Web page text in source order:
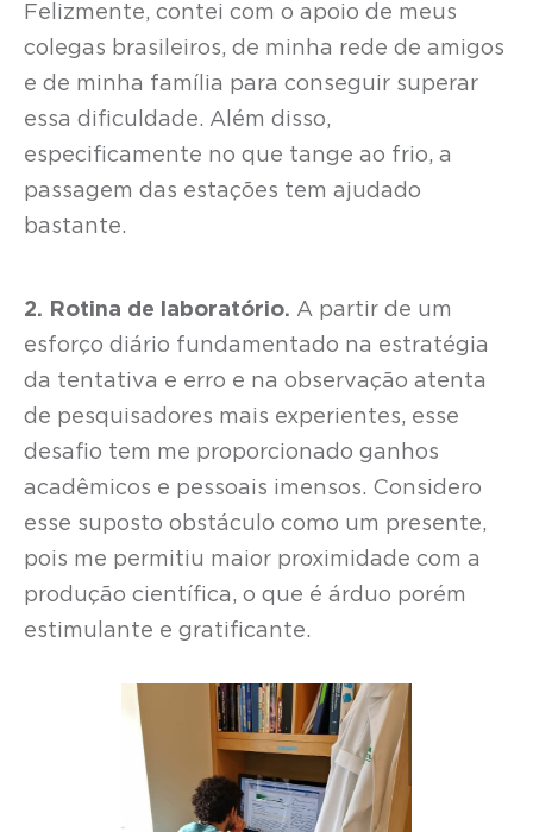
Felizmente, contei com o apoio de meus
colegas brasileiros, de minha rede de amigos
e de minha família para conseguir superar
essa dificuldade. Além disso,
especificamente no que tange ao frio, a
passagem das estações tem ajudado
bastante.
2. Rotina de laboratório. A partir de um
esforço diário fundamentado na estratégia
da tentativa e erro e na observação atenta
de pesquisadores mais experientes, esse
desafio tem me proporcionado ganhos
acadêmicos e pessoais imensos. Considero
esse suposto obstáculo como um presente,
pois me permitiu maior proximidade com a
produção científica, o que é árduo porém
estimulante e gratificante.